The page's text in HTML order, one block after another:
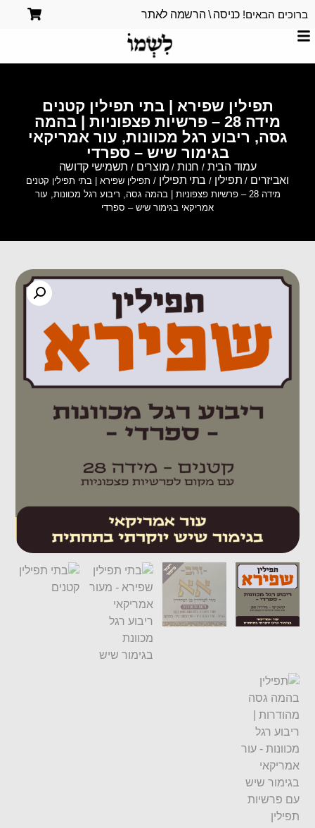
ברוכים הבאים! כניסה \ הרשמה לאתר
תפילין שפירא | בתי תפילין קטנים
מידה 28 – פרשיות פצפוניות | בהמה
גסה, ריבוע רגל מכוונות, עור אמריקאי
בגימור שיש – ספרדי
עמוד הבית/ חנות/ מוצרים / תשמישי קדושה
ואביזרים / תפילין / בתי תפילין / תפילין שפירא | בתי תפילין קטנים
מידה 28 – פרשיות פצפוניות | בהמה גסה, ריבוע רגל מכוונות, עור
אמריקאי בגימור שיש – ספרדי